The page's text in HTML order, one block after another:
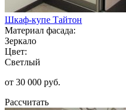
Шкаф-купе Тайтон
Материал фасада:
Зеркало
Цвет:
Светлый
от 30 000 руб.
Рассчитать